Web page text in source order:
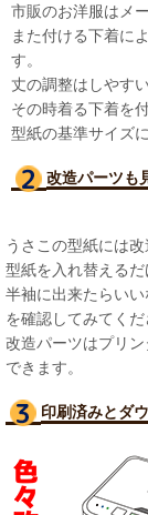
市販のお洋服はメ
また付ける下着に
す。
丈の調整はしやす
その時着る下着を
型紙の基準サイズ
改造パーツも
うさこの型紙には
型紙を入れ替えるだ
半袖に出来たらい
を確認してみてくだ
改造パーツはプリ
できます。
印刷済みとダ